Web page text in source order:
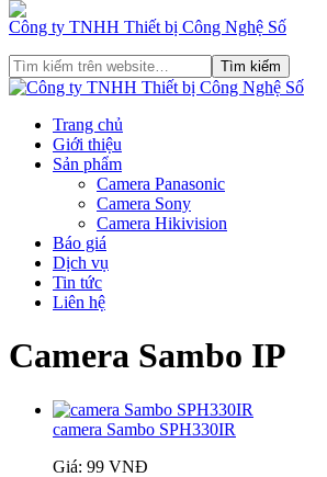
Công ty TNHH Thiết bị Công Nghệ Số
Trang chủ
Giới thiệu
Sản phẩm
Camera Panasonic
Camera Sony
Camera Hikivision
Báo giá
Dịch vụ
Tin tức
Liên hệ
Camera Sambo IP
camera Sambo SPH330IR
Giá: 99 VNĐ